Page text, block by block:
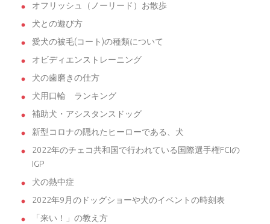
オフリッシュ（ノーリード）お散歩
犬との遊び方
愛犬の被毛(コート)の種類について
オビディエンストレーニング
犬の歯磨きの仕方
犬用口輪 ランキング
補助犬・アシスタンスドッグ
新型コロナの隠れたヒーローである、犬
2022年のチェコ共和国で行われている国際選手権FCIの
IGP
犬の熱中症
2022年9月のドッグショーや犬のイベントの時刻表
「来い！」の教え方